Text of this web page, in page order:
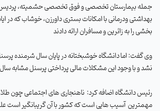
جمله بیمارستان تخصصی و فوق تخصصی حشمیته، پردیس
بهداشتی ودرمانی با امکانات بستری داورزن، خوشاب که در
بخشی را به زائرین و مسافران ارائه دادند
وی گفت: اما دانشگاه خوشبختانه در پایان سال شرمنده
نشد و با وجود این مشکلات مالی پرداختی پرسنل مشابه سال 93 به آن ها ارائه شد
رئیس دانشگاه اضافه کرد: ناهنجاری های اجتماعی چون
مهمترین آسیب هایی است که کشور با آن گریبانگیر است